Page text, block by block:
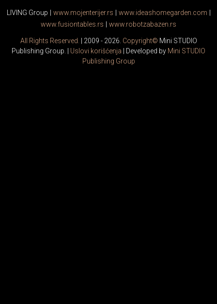
LIVING Group www.mojenterijer.rs www.ideashomegarden.com
www.fusiontables.rs www.robotzabazen.rs
All Rights Reserved. | 2009 - 2026. Copyright© Mini STUDIO
Publishing Group. | Uslovi korišćenja | Developed by Mini STUDIO
Publishing Group